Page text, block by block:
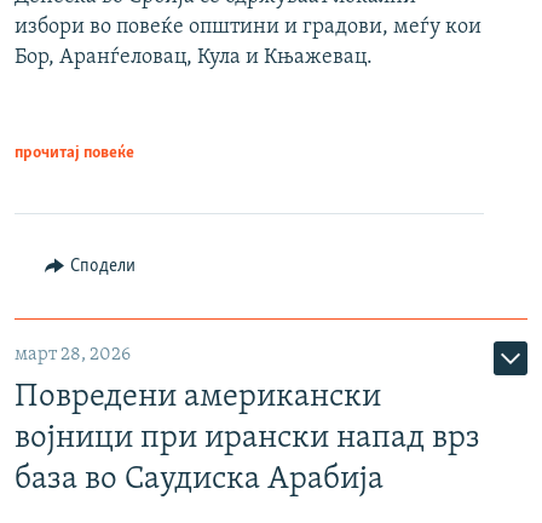
избори во повеќе општини и градови, меѓу кои
Бор, Аранѓеловац, Кула и Књажевац.
прочитај повеќе
Сподели
март 28, 2026
Повредени американски
војници при ирански напад врз
база во Саудиска Арабија